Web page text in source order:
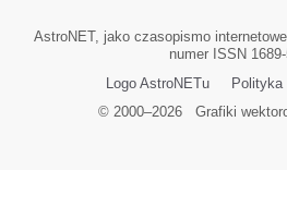
AstroNET, jako czasopismo
numer ISSN
Logo AstroNETu
Polityka
© 2000–2026Grafiki